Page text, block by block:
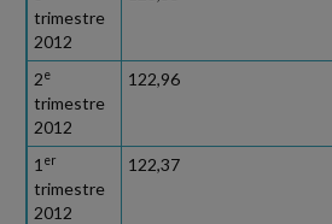
trimestre
2012
2e
trimestre
2012
122,96
1 er
trimestre
2012
122,37